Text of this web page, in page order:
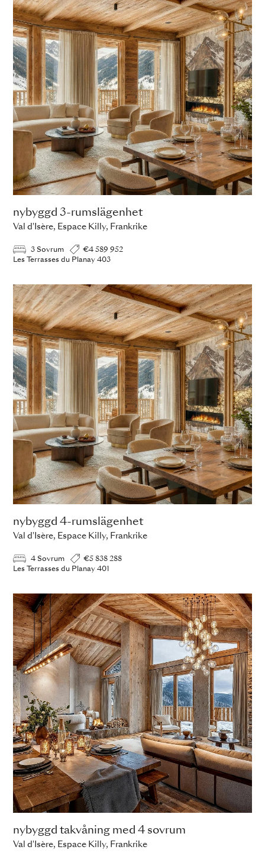
nybyggd 3-rumslägenhet
Val d'Isère, Espace Killy, Frankrike
3 Sovrum
€4 589 952
Les Terrasses du Planay 403
nybyggd 4-rumslägenhet
Val d'Isère, Espace Killy, Frankrike
4 Sovrum
€5 838 288
Les Terrasses du Planay 401
nybyggd takvåning med 4 sovrum
Val d'Isère, Espace Killy, Frankrike